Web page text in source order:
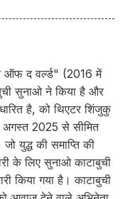
ऑफ द वर्ल्ड" (2016 में
सुनाओ ने किया है और
है, को थिएटर शिंजुकु
2025 से सीमित
युद्ध की समाप्ति की
के लिए सुनाओ काटाबुची
किया गया है। काटाबुची